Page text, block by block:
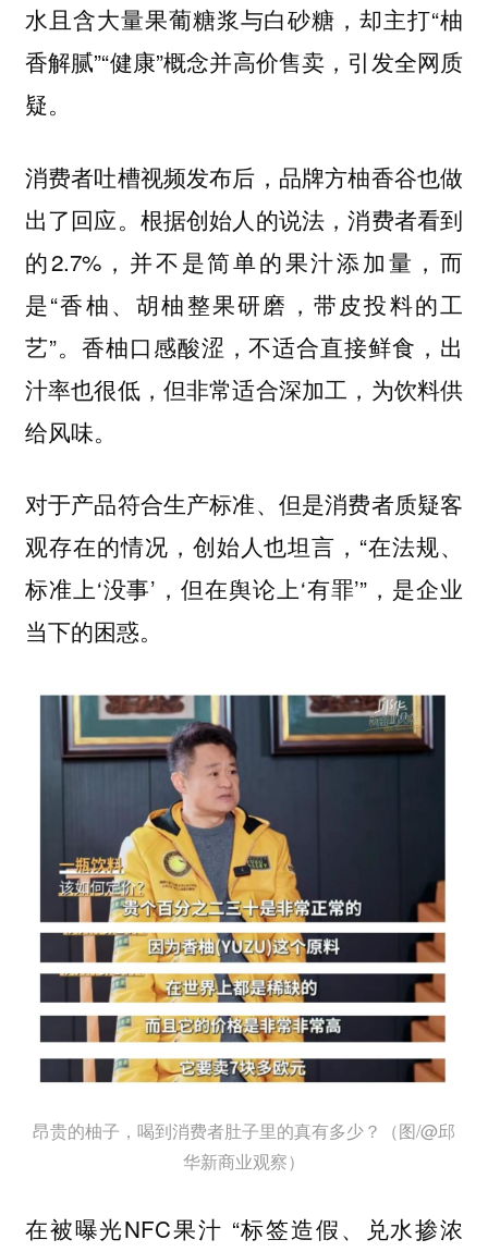
水且含大量果葡糖浆与白砂糖，却主打“柚
香解腻”“健康”概念并高价售卖，引发全网质
疑。
消费者吐槽视频发布后，品牌方柚香谷也做
出了回应。根据创始人的说法，消费者看到
的2.7%，并不是简单的果汁添加量，而
是“香柚、胡柚整果研磨，带皮投料的工
艺”。香柚口感酸涩，不适合直接鲜食，出
汁率也很低，但非常适合深加工，为饮料供
给风味。
对于产品符合生产标准、但是消费者质疑客
观存在的情况，创始人也坦言，“在法规、
标准上‘没事’，但在舆论上‘有罪’”，是企业
当下的困惑。
昂贵的柚子，喝到消费者肚子里的真有多少？（图/@邱
华新商业观察）
在被曝光NFC果汁 “标签造假、兑水掺浓